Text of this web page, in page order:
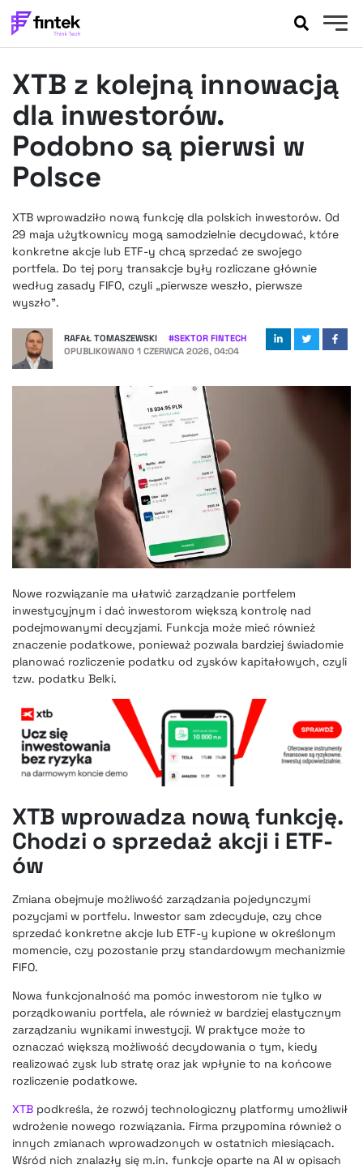
BANKOWOŚĆ
EVENTY
FELIETONY
WYWIADY
LEGAL
FINTEKEXTRA
OKIEM EKSPERTA
XTB z kolejną innowacją
dla inwestorów.
Podobno są pierwsi w
Polsce
XTB wprowadziło nową funkcję dla polskich inwestorów. Od
29 maja użytkownicy mogą samodzielnie decydować, które
konkretne akcje lub ETF-y chcą sprzedać ze swojego
portfela. Do tej pory transakcje były rozliczane głównie
według zasady FIFO, czyli „pierwsze weszło, pierwsze
wyszło”.
RAFAŁ TOMASZEWSKI #SEKTOR FINTECH
OPUBLIKOWANO 1 CZERWCA 2026, 04:04
Nowe rozwiązanie ma ułatwić zarządzanie portfelem
inwestycyjnym i dać inwestorom większą kontrolę nad
podejmowanymi decyzjami. Funkcja może mieć również
znaczenie podatkowe, ponieważ pozwala bardziej świadomie
planować rozliczenie podatku od zysków kapitałowych, czyli
tzw. podatku Belki.
XTB wprowadza nową funkcję.
Chodzi o sprzedaż akcji i ETF-
ów
Zmiana obejmuje możliwość zarządzania pojedynczymi
pozycjami w portfelu. Inwestor sam zdecyduje, czy chce
sprzedać konkretne akcje lub ETF-y kupione w określonym
momencie, czy pozostanie przy standardowym mechanizmie
FIFO.
Nowa funkcjonalność ma pomóc inwestorom nie tylko w
porządkowaniu portfela, ale również w bardziej elastycznym
zarządzaniu wynikami inwestycji. W praktyce może to
oznaczać większą możliwość decydowania o tym, kiedy
realizować zysk lub stratę oraz jak wpłynie to na końcowe
rozliczenie podatkowe.
XTB podkreśla, że rozwój technologiczny platformy umożliwił
wdrożenie nowego rozwiązania. Firma przypomina również o
innych zmianach wprowadzonych w ostatnich miesiącach.
Wśród nich znalazły się m.in. funkcje oparte na AI w opisach